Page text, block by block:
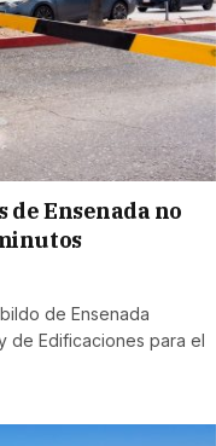
Ensenada no
de Ensenada
de Edificaciones para el